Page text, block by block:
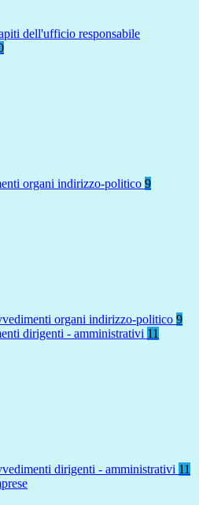
dell'ufficio responsabile
organi indirizzo-politico 9
organi indirizzo-politico 9
dirigenti - amministrativi 11
dirigenti - amministrativi 11